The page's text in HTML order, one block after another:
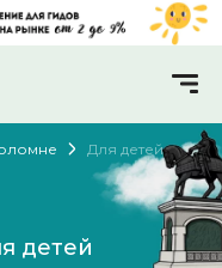
Для детей
детей